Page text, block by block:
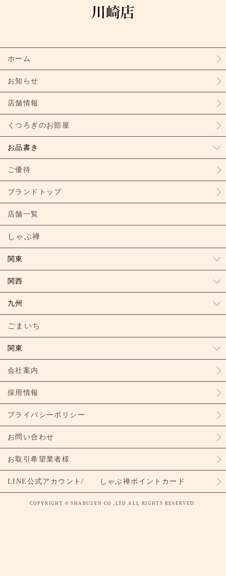
ホーム
お知らせ
店舗情報
くつろぎのお部屋
お品書き
ご優待
ブランドトップ
店舗一覧
しゃぶ禅
関東
関西
九州
ごまいち
関東
会社案内
採用情報
プライバシーポリシー
お問い合わせ
お取引希望業者様
LINE公式アカウント/ しゃぶ禅ポイントカード
COPYRIGHT © SHABUZEN CO.,LTD.ALL RIGHTS RESERVED.